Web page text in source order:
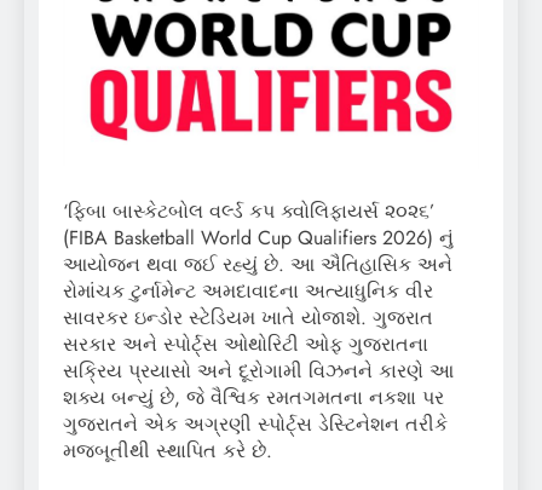
‘ફિબા બાસ્કેટબોલ વર્લ્ડ કપ ક્વોલિફાયર્સ ૨૦૨૬’
(FIBA Basketball World Cup Qualifiers 2026) નું
આયોજન થવા જઈ રહ્યું છે. આ ઐતિહાસિક અને
રોમાંચક ટુર્નામેન્ટ અમદાવાદના અત્યાધુનિક વીર
સાવરકર ઇન્ડોર સ્ટેડિયમ ખાતે યોજાશે. ગુજરાત
સરકાર અને સ્પોર્ટ્સ ઓથોરિટી ઓફ ગુજરાતના
સક્રિય પ્રયાસો અને દૂરોગામી વિઝનને કારણે આ
શક્ય બન્યું છે, જે વૈશ્વિક રમતગમતના નકશા પર
ગુજરાતને એક અગ્રણી સ્પોર્ટ્સ ડેસ્ટિનેશન તરીકે
મજબૂતીથી સ્થાપિત કરે છે.